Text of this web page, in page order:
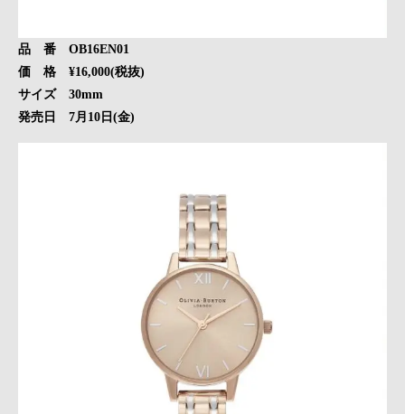
品 番 OB16EN01
価 格 ¥16,000(税抜)
サイズ 30mm
発売日 7月10日(金)